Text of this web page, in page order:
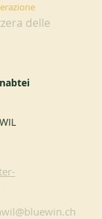
delle